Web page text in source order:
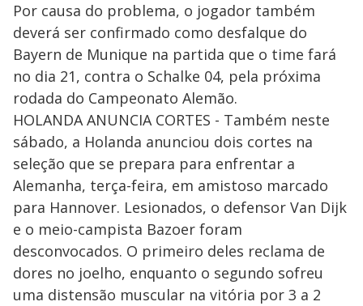
Por causa do problema, o jogador também
deverá ser confirmado como desfalque do
Bayern de Munique na partida que o time fará
no dia 21, contra o Schalke 04, pela próxima
rodada do Campeonato Alemão.
HOLANDA ANUNCIA CORTES - Também neste
sábado, a Holanda anunciou dois cortes na
seleção que se prepara para enfrentar a
Alemanha, terça-feira, em amistoso marcado
para Hannover. Lesionados, o defensor Van Dijk
e o meio-campista Bazoer foram
desconvocados. O primeiro deles reclama de
dores no joelho, enquanto o segundo sofreu
uma distensão muscular na vitória por 3 a 2